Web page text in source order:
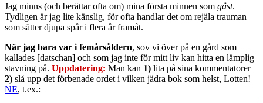
Jag minns (och berättar ofta om) mina första minnen som gäst.
Tydligen är jag lite känslig, för ofta handlar det om rejäla trauman
som sätter djupa spår i flera år framåt.
När jag bara var i femårsåldern, sov vi över på en gård som
kallades [datschan] och som jag inte för mitt liv kan hitta en lämplig
stavning på. Uppdatering: Man kan 1) lita på sina kommentatorer
2) slå upp det förbenade ordet i vilken jädra bok som helst, Lotten!
NE, t.ex.: